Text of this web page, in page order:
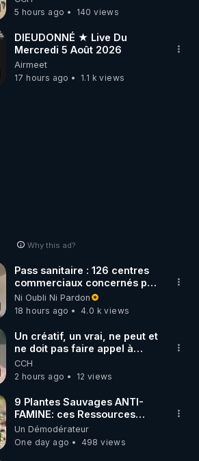
5 hours ago
140 views
DIEUDONNÉ ★ Live Du
Mercredi 5 Août 2026
Airmeet
17 hours ago
1.1 k views
Why this ad?
Pass sanitaire : 126 centres
commerciaux concernés par
l'obligation dans toute la
France
Ni Oubli Ni Pardon
18 hours ago
4.0 k views
Un créatif, un vrai, ne peut et
ne doit pas faire appel à
l'intelligence artificielle
CCH
2 hours ago
12 views
9 Plantes Sauvages ANTI-
FAMINE: ces Ressources
JARDIN&des Haies
Un Démodérateur
One day ago
498 views